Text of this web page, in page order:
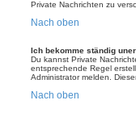
Private Nachrichten zu
Nach oben
Ich bekomme ständig
Du kannst Private
entsprechende Regel
Administrator melden.
Nach oben